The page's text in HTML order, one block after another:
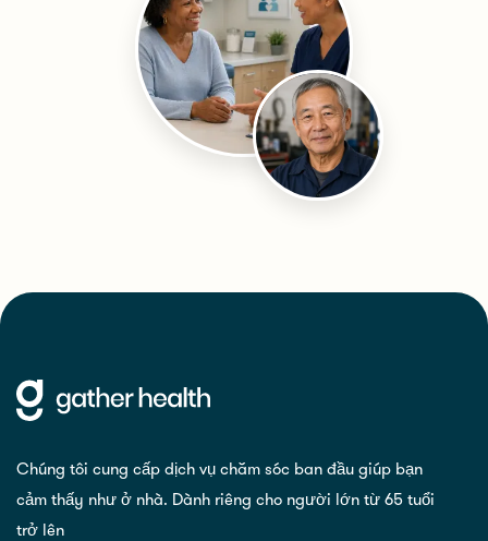
Chúng tôi cung cấp dịch vụ chăm sóc ban đầu giúp bạn
cảm thấy như ở nhà. Dành riêng cho người lớn từ 65 tuổi
trở lên